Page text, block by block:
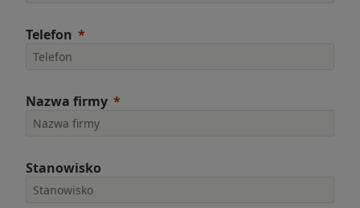
Telefon
Nazwa firmy
Stanowisko